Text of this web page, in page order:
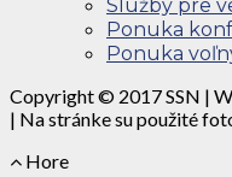
Služby pre
Ponuka
Ponuka
Copyright © 2017 SSN |
| Na stránke su použité
Hore